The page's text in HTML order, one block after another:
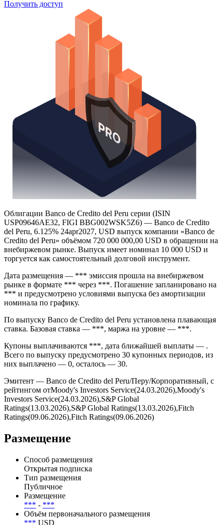
Получить доступ
Облигации Banco de Credito del Peru серии (ISIN
USP09646AE32, FIGI BBG002WSK5Z6) — Banco de Credito
del Peru, 6.125% 24apr2027, USD выпуск компании «Banco de
Credito del Peru» объёмом 720 000 000,00 USD в обращении на
внебиржевом рынке. Выпуск имеет номинал 10 000 USD и
торгуется как самостоятельный долговой инструмент.
Дата размещения — *** эмиссия прошла на внебиржевом
рынке в формате *** через ***. Погашение запланировано на
*** и предусмотрено условиями выпуска без амортизации
номинала по графику.
По выпуску Banco de Credito del Peru установлена плавающая
ставка. Базовая ставка — ***, маржа на уровне — ***.
Купоны выплачиваются ***, дата ближайшей выплаты — .
Всего по выпуску предусмотрено 30 купонных периодов, из
них выплачено — 0, осталось — 30.
Эмитент — Banco de Credito del Peru/Перу/Корпоративный, с
рейтингом отMoody's Investors Service(24.03.2026),Moody's
Investors Service(24.03.2026),S&P Global
Ratings(13.03.2026),S&P Global Ratings(13.03.2026),Fitch
Ratings(09.06.2026),Fitch Ratings(09.06.2026)
Размещение
Способ размещения
Открытая подписка
Тип размещения
Публичное
Размещение
*** - ***
Объём первоначального размещения
*** USD